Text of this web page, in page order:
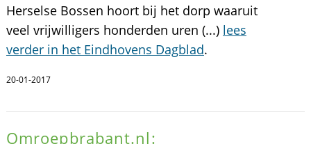
Herselse Bossen hoort bij het dorp waaruit
veel vrijwilligers honderden uren (...) lees
verder in het Eindhovens Dagblad.
20-01-2017
Omroepbrabant.nl: